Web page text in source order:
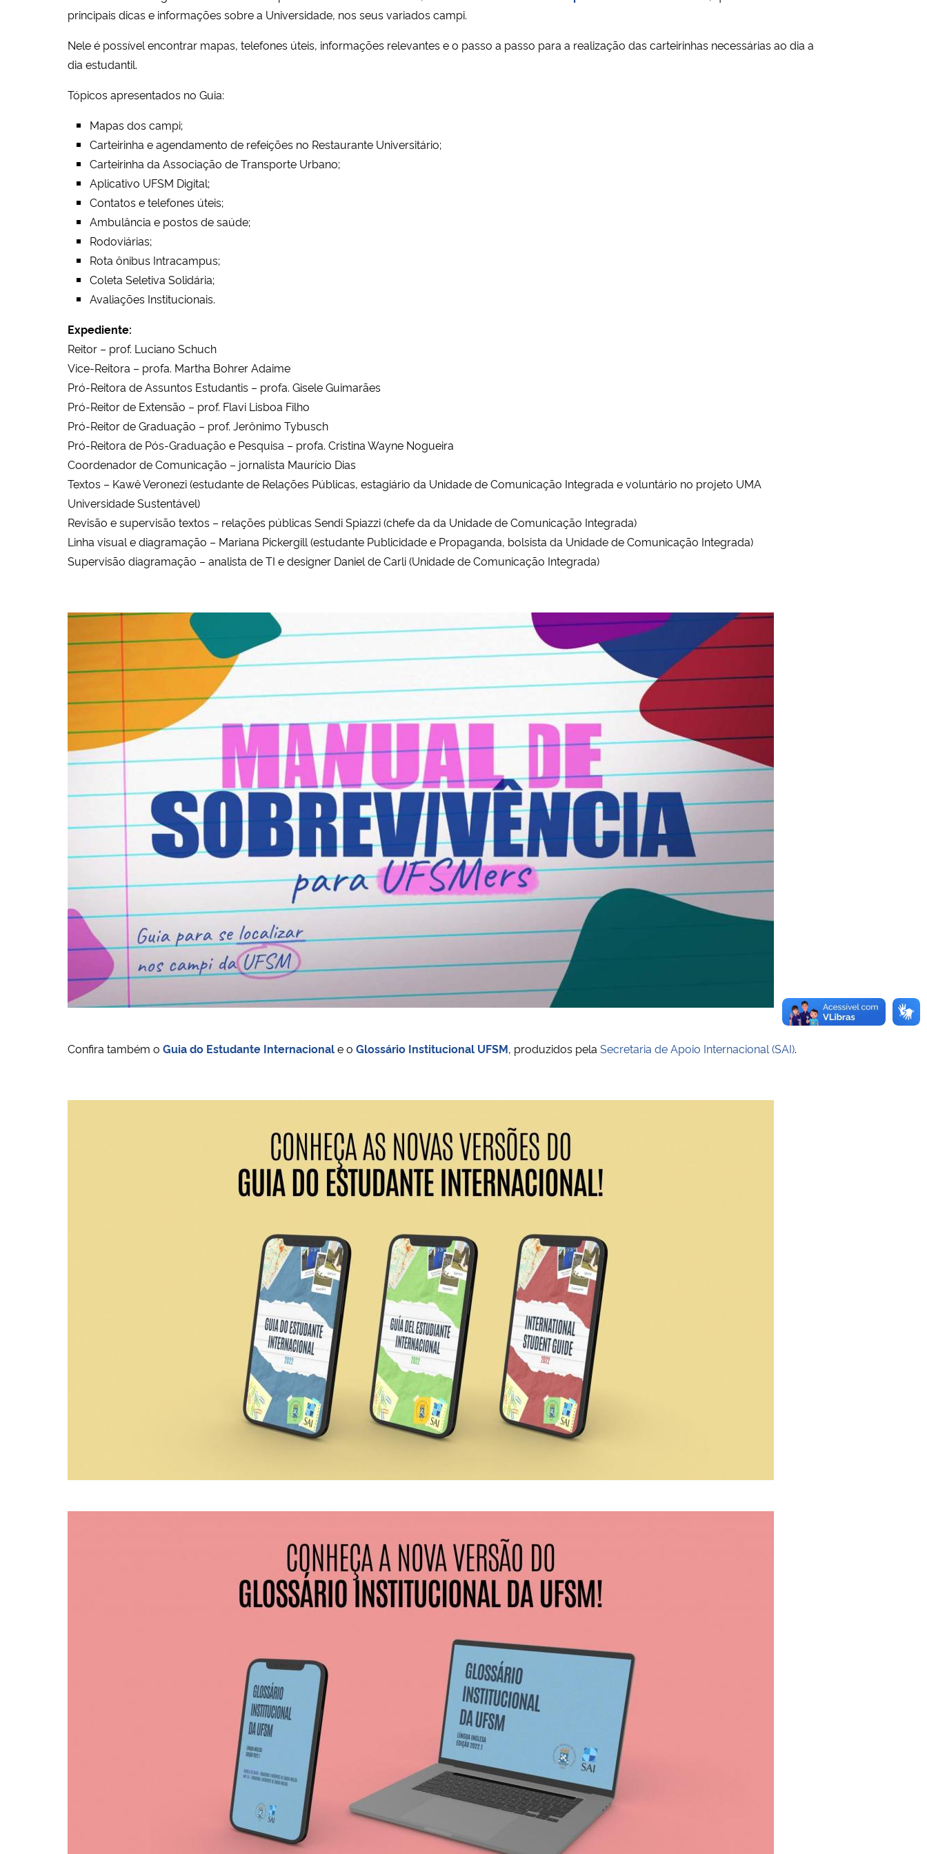
principais dicas e informações sobre a Universidade, nos seus variados campi.
Nele é possível encontrar mapas, telefones úteis, informações relevantes e o passo a passo para a realização das carteirinhas necessárias ao dia a
dia estudantil.
Tópicos apresentados no Guia:
Mapas dos campi;
Carteirinha e agendamento de refeições no Restaurante Universitário;
Carteirinha da Associação de Transporte Urbano;
Aplicativo UFSM Digital;
Contatos e telefones úteis;
Ambulância e postos de saúde;
Rodoviárias;
Rota ônibus Intracampus;
Coleta Seletiva Solidária;
Avaliações Institucionais.
Expediente:
Reitor – prof. Luciano Schuch
Vice-Reitora – profa. Martha Bohrer Adaime
Pró-Reitora de Assuntos Estudantis – profa. Gisele Guimarães
Pró-Reitor de Extensão – prof. Flavi Lisboa Filho
Pró-Reitor de Graduação – prof. Jerônimo Tybusch
Pró-Reitora de Pós-Graduação e Pesquisa – profa. Cristina Wayne Nogueira
Coordenador de Comunicação – jornalista Maurício Dias
Textos – Kawê Veronezi (estudante de Relações Públicas, estagiário da Unidade de Comunicação Integrada e voluntário no projeto UMA
Universidade Sustentável)
Revisão e supervisão textos – relações públicas Sendi Spiazzi (chefe da da Unidade de Comunicação Integrada)
Linha visual e diagramação – Mariana Pickergill (estudante Publicidade e Propaganda, bolsista da Unidade de Comunicação Integrada)
Supervisão diagramação – analista de TI e designer Daniel de Carli (Unidade de Comunicação Integrada)
Confira também o Guia do Estudante Internacionale o Glossário Institucional UFSM, produzidos pela Secretaria de Apoio Internacional (SAI).